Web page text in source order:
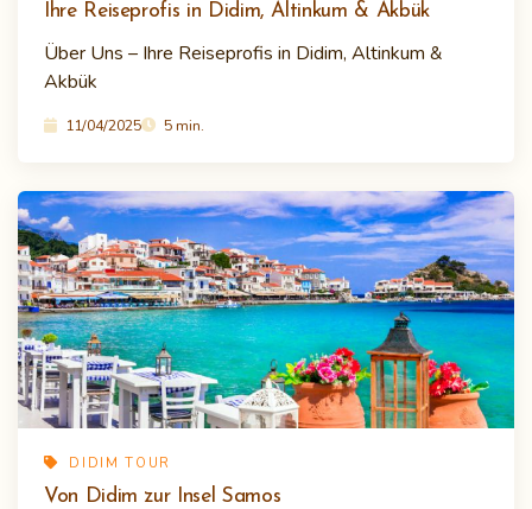
Ihre Reiseprofis in Didim, Altinkum & Akbük
Über Uns – Ihre Reiseprofis in Didim, Altinkum &
Akbük
11/04/2025 5 min.
DIDIM TOUR
Von Didim zur Insel Samos